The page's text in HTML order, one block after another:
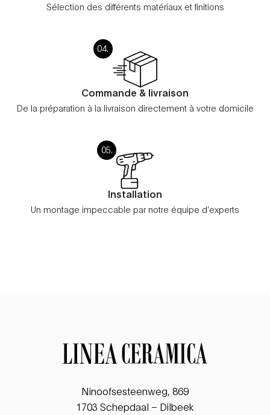
Sélection des différents matériaux et finitions
Commande & livraison
De la préparation à la livraison directement à votre domicile
Installation
Un montage impeccable par notre équipe d’experts
Ninoofsesteenweg, 869
1703 Schepdaal – Dilbeek